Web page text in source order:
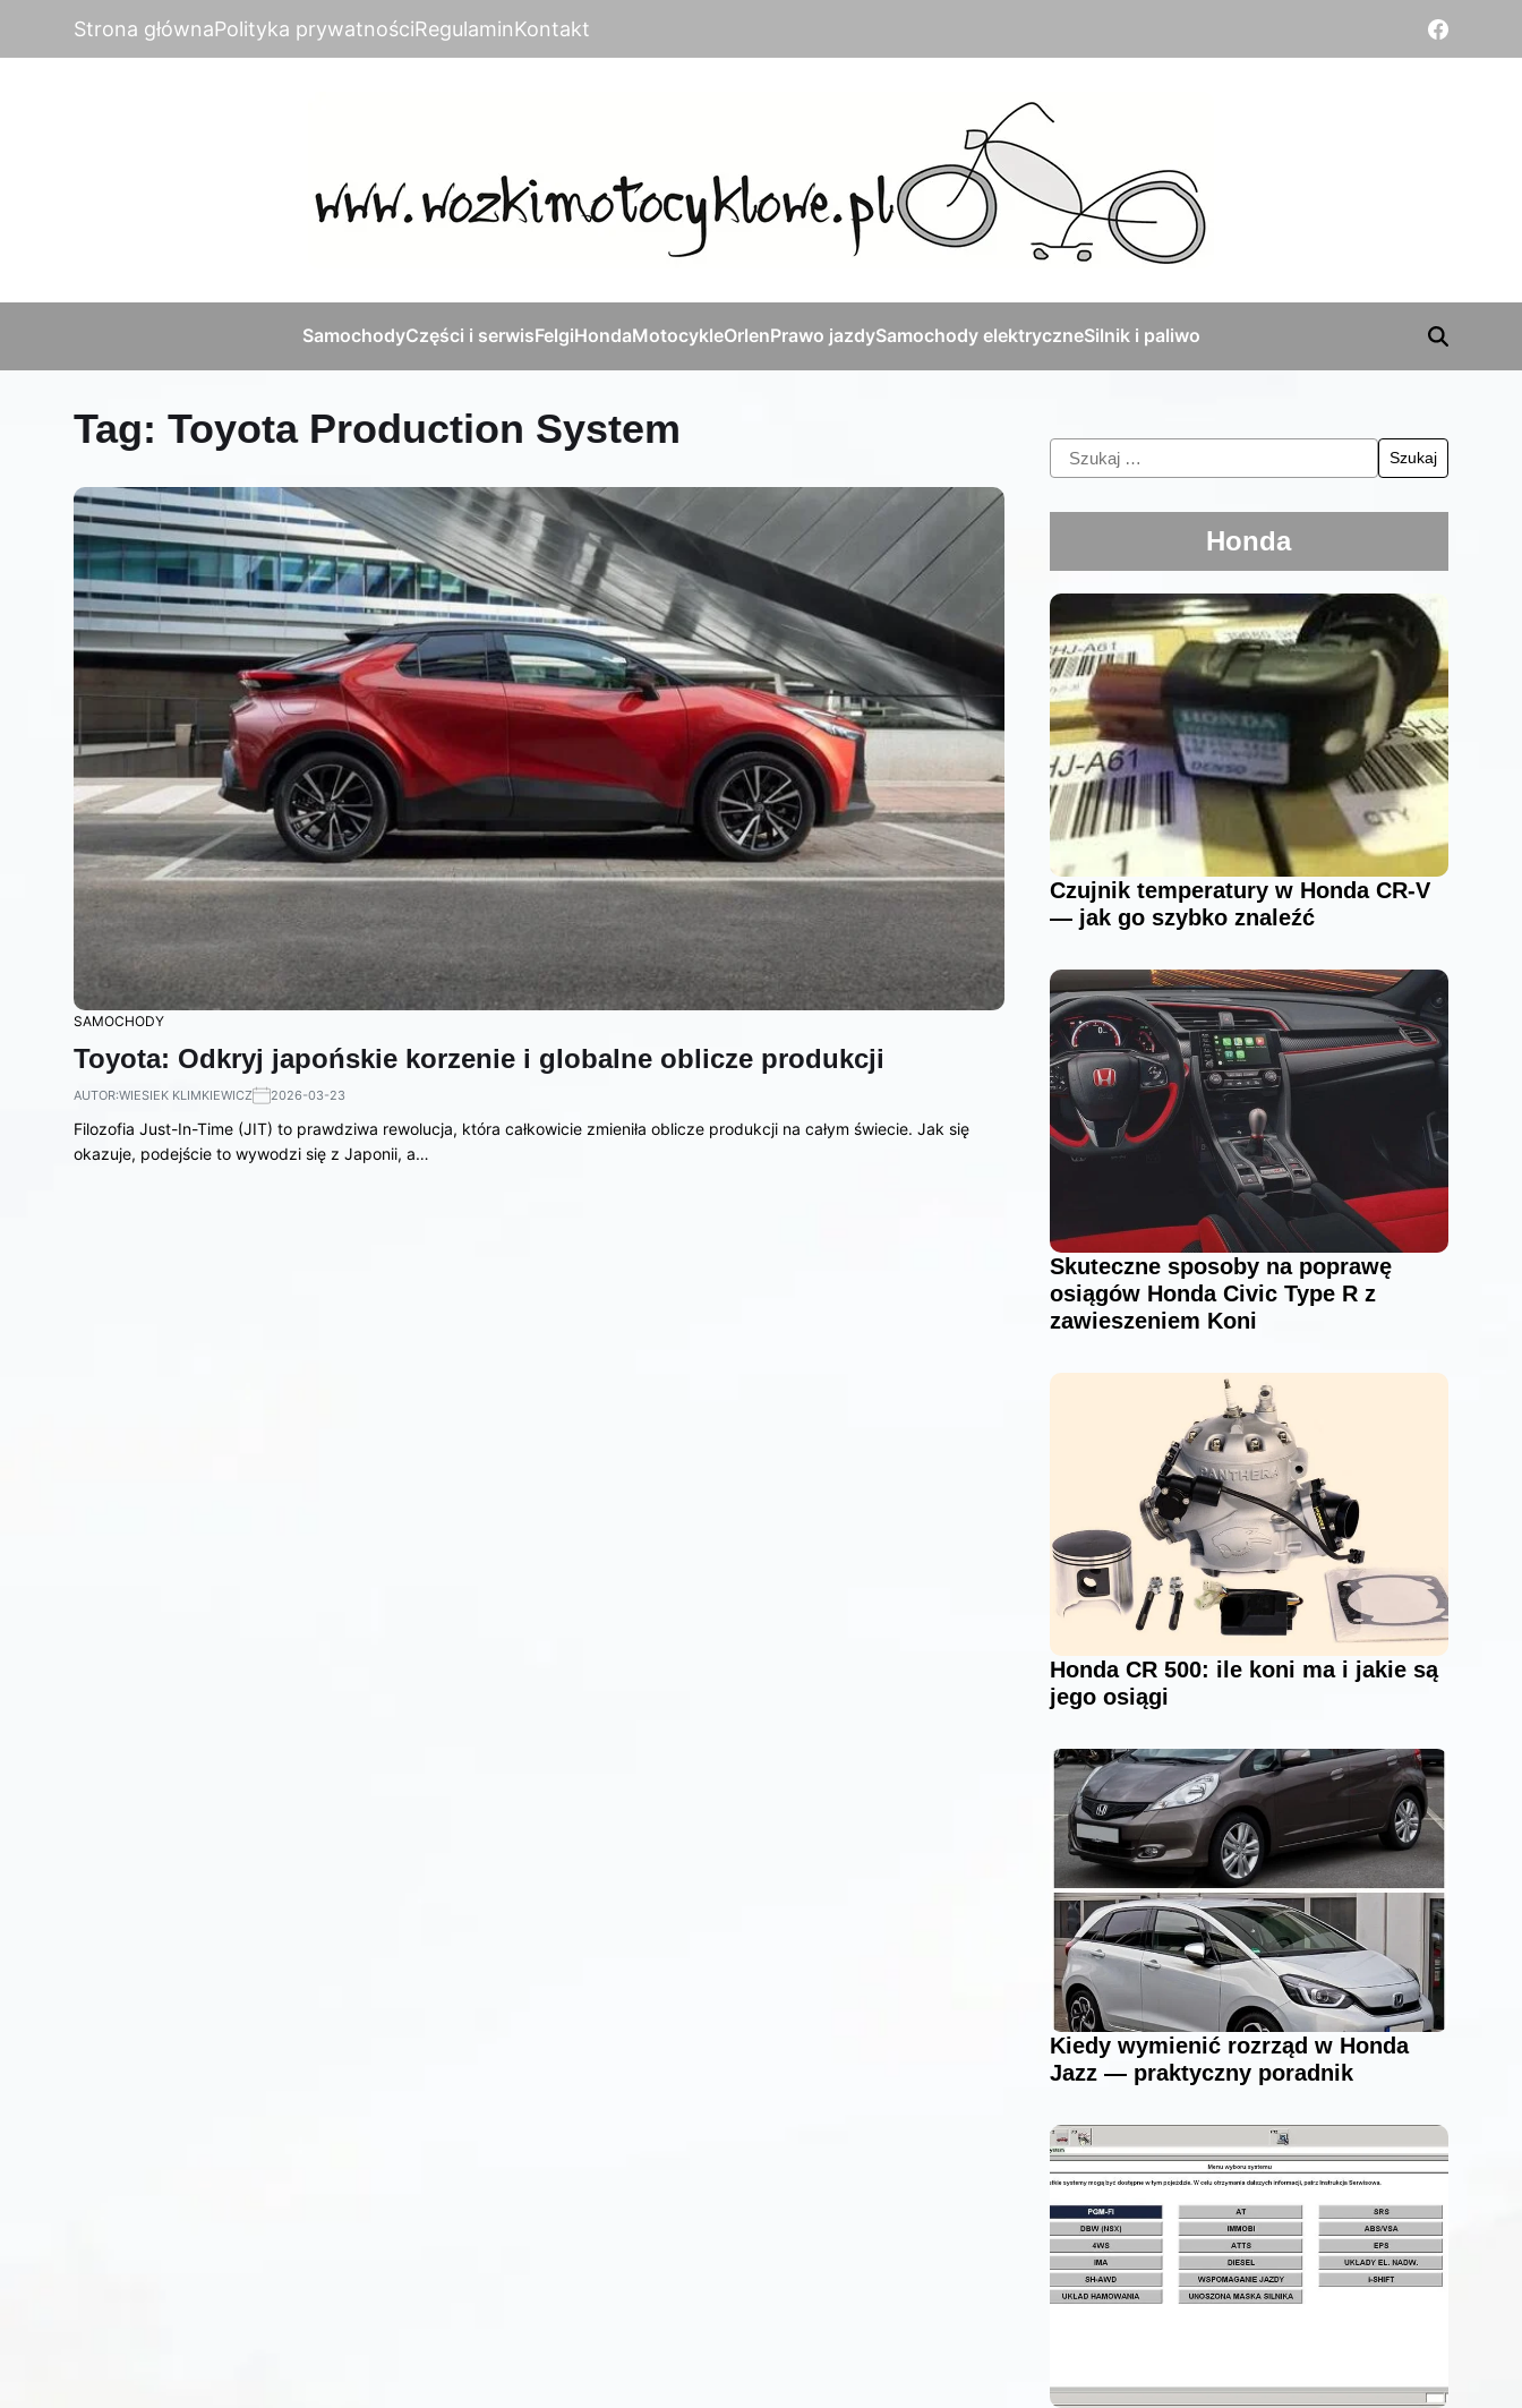
Strona głównaPolityka prywatnościRegulaminKontakt
SamochodyCzęści i serwisFelgiHondaMotocykleOrlenPrawo jazdySamochody elektryczneSilnik i paliwo
Tag: Toyota Production System
SAMOCHODY
Toyota: Odkryj japońskie korzenie i globalne oblicze produkcji
AUTOR:WIESIEK KLIMKIEWICZ 2026-03-23
Filozofia Just-In-Time (JIT) to prawdziwa rewolucja, która całkowicie zmieniła oblicze produkcji na całym świecie. Jak się
okazuje, podejście to wywodzi się z Japonii, a…
Honda
Czujnik temperatury w Honda CR-V
— jak go szybko znaleźć
Skuteczne sposoby na poprawę
osiągów Honda Civic Type R z
zawieszeniem Koni
Honda CR 500: ile koni ma i jakie są
jego osiągi
Kiedy wymienić rozrząd w Honda
Jazz — praktyczny poradnik